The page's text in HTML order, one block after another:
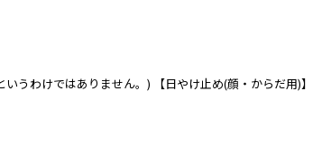
うわけではありません。) 【日やけ止め(顔・からだ用)】